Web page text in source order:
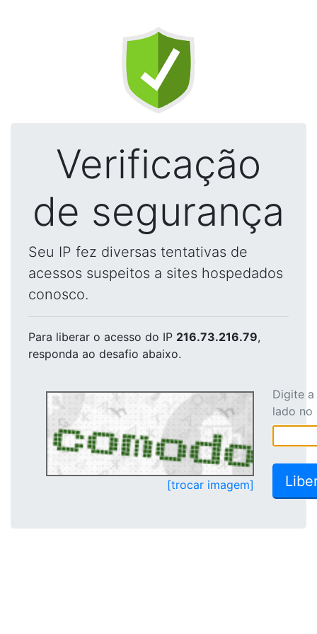
Verificação
de segurança
Seu IP fez diversas tentativas de
acessos suspeitos a sites hospedados
conosco.
Para liberar o acesso do IP 216.73.216.79,
responda ao desafio abaixo.
[trocar imagem]
Digite
lado no